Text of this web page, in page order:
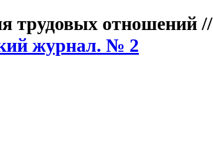
трудовых отношений //
журнал. № 2